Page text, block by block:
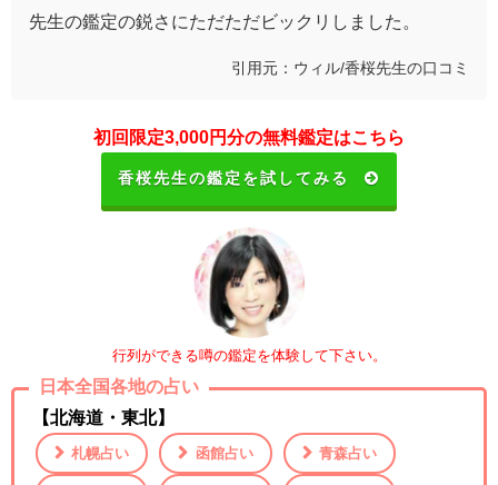
先生の鑑定の鋭さにただただビックリしました。
引用元：ウィル/香桜先生の口コミ
初回限定3,000円分の無料鑑定はこちら
香桜先生の鑑定を試してみる
行列ができる噂の鑑定を体験して下さい。
日本全国各地の占い
【北海道・東北】
札幌占い 函館占い 青森占い